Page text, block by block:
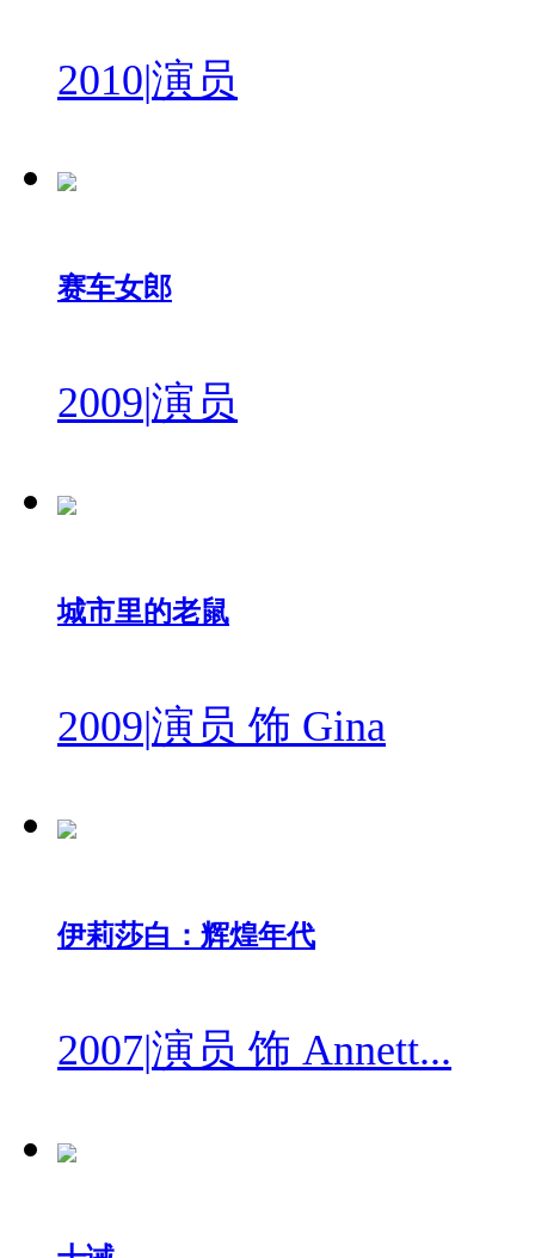
2010|演员
赛车女郎
2009|演员
城市里的老鼠
2009|演员 饰 Gina
伊莉莎白：辉煌年代
2007|演员 饰 Annett...